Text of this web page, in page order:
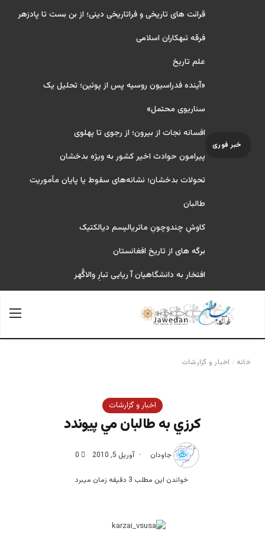
خبر فوری
قرائت های تاریخی و فراتاریخی دینی؛ از بن بست تا پادزهر
فرقه تبهکاران اسلامی
علم تاریخ
«آینده فدراسیون روسیه پس از پوتین؛ تحلیل یک
سناریوی محتمل»
افسانه نجات از بیرون؛ از رجوی تا پهلوی
پیرامون حوادث اخیر کشور به ویژه بدخشان
تحولات بدخشان؛ نشانه‌های سقوط یا پایان مأموریت
طالبان
کاوشِ چندو‌چونِ ماتریالیسم دیالکتیک
برگه های از تاریخ افغانستان
افتخار به دانشگاهیان آ ریایی تبارِ والاگُهر
جستجو برای
خانه / اخبار و گزارشات
اخبار و گزارشات
كرزي به طالبان مي پيوندد
جاودان آوریل 5, 2010 0
خواندن این مطلب 3 دقیقه زمان میبرد